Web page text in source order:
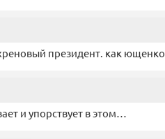
президент. как ющенко
и упорствует в этом…